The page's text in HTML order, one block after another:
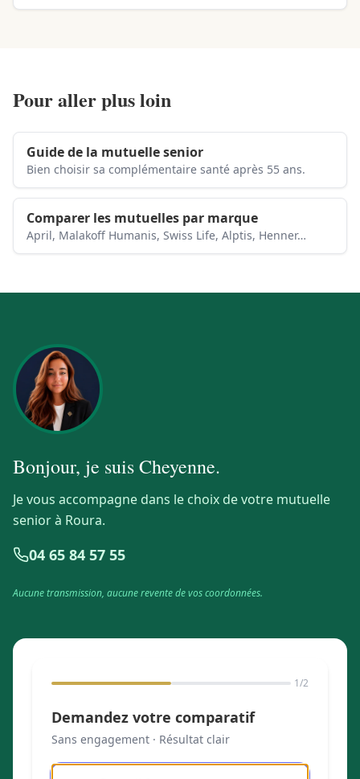
Pour aller plus loin
Guide de la mutuelle senior
Bien choisir sa complémentaire santé après 55 ans.
Comparer les mutuelles par marque
April, Malakoff Humanis, Swiss Life, Alptis, Henner…
Bonjour, je suisCheyenne.
Je vous accompagne dans le choix de votre mutuelle
senior à Roura.
04 65 84 57 55
Aucune transmission, aucune revente de vos coordonnées.
1/2
Demandez votre comparatif
Sans engagement · Résultat clair